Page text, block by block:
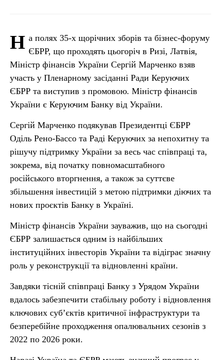
Н а полях 35-х щорічних зборів та бізнес-форуму
ЄБРР, що проходять цьогоріч в Ризі, Латвія,
Міністр фінансів України Сергій Марченко взяв
участь у Пленарному засіданні Ради Керуючих
ЄБРР та виступив з промовою. Міністр фінансів
України є Керуючим Банку від України.
Сергій Марченко подякував Президентці ЄБРР
Оділь Рено-Бассо та Раді Керуючих за непохитну та
рішучу підтримку України за весь час співпраці та,
зокрема, від початку повномасштабного
російського вторгнення, а також за суттєве
збільшення інвестицій з метою підтримки діючих та
нових проєктів Банку в Україні.
Міністр фінансів України зауважив, що на сьогодні
ЄБРР залишається одним із найбільших
інституційних інвесторів України та відіграє значну
роль у реконструкції та відновленні країни.
Завдяки тісній співпраці Банку з Урядом України
вдалось забезпечити стабільну роботу і відновлення
ключових суб’єктів критичної інфраструктури та
безперебійне проходження опалювальних сезонів з
2022 по 2026 роки.